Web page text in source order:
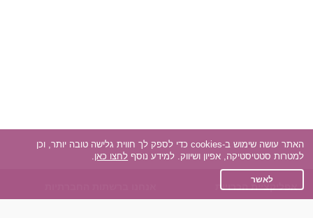
אפליקציית הכרויות
האתר עושה שימוש ב-cookies כדי לספק לך חווית גלישה טובה יותר, וכן
למטרות סטטיסטיקה, אפיון ושיווק. למידע נוסף לחצו כאן.
לאשר